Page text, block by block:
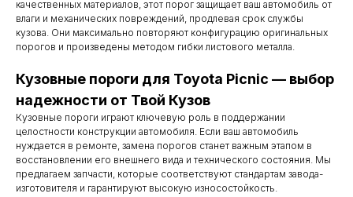
качественных материалов, этот порог защищает ваш автомобиль от
влаги и механических повреждений, продлевая срок службы
кузова. Они максимально повторяют конфигурацию оригинальных
порогов и произведены методом гибки листового металла.
Кузовные пороги для Toyota Picnic — выбор
надежности от Твой Кузов
Кузовные пороги играют ключевую роль в поддержании
целостности конструкции автомобиля. Если ваш автомобиль
нуждается в ремонте, замена порогов станет важным этапом в
восстановлении его внешнего вида и технического состояния. Мы
предлагаем запчасти, которые соответствуют стандартам завода-
изготовителя и гарантируют высокую износостойкость.
Мы работаем
с понедельника
по субботу с 9.00
до 20.00